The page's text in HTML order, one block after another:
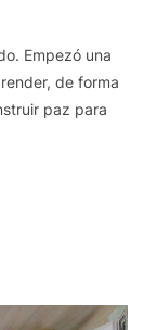
Empezó una
de forma
paz para